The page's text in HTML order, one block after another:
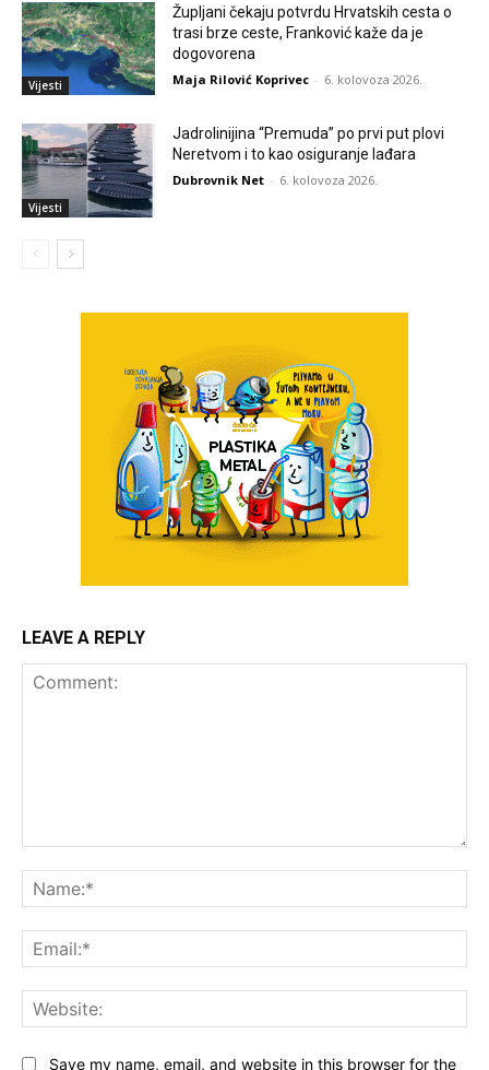
Vijesti
Župljani čekaju potvrdu Hrvatskih cesta o
trasi brze ceste, Franković kaže da je
dogovorena
Maja Rilović Koprivec - 6. kolovoza 2026.
Vijesti
Jadrolinijina “Premuda” po prvi put plovi
Neretvom i to kao osiguranje lađara
Dubrovnik Net - 6. kolovoza 2026.
LEAVE A REPLY
Save my name, email, and website in this browser for the